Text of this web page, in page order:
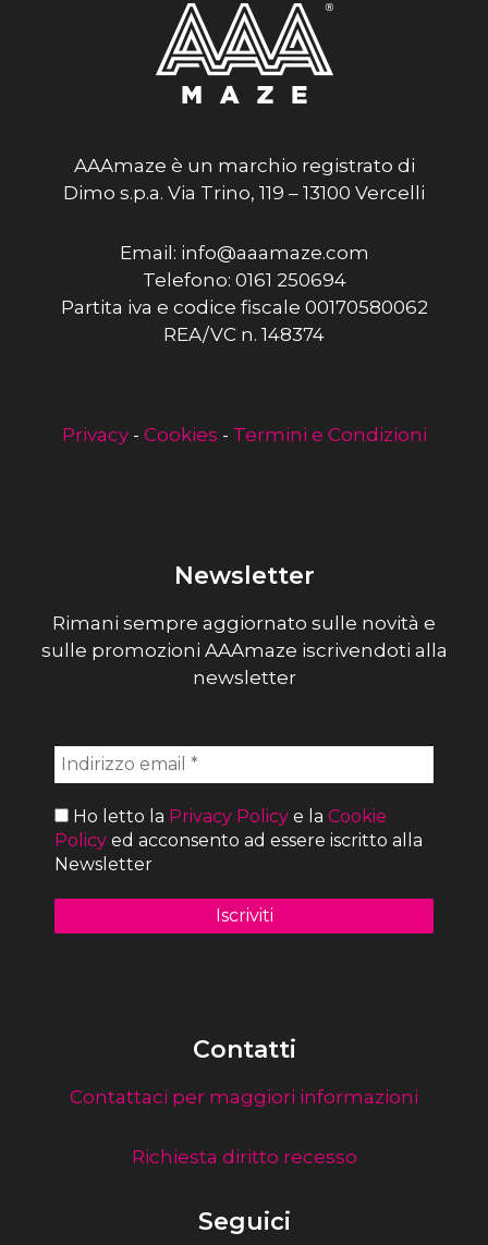
AAAmaze è un marchio registrato di
Dimo s.p.a. Via Trino, 119 – 13100 Vercelli
Email: info@aaamaze.com
Telefono: 0161 250694
Partita iva e codice fiscale 00170580062
REA/VC n. 148374
Privacy- Cookies - Termini e Condizioni
Newsletter
Rimani sempre aggiornato sulle novità e
sulle promozioni AAAmaze iscrivendoti alla
newsletter
Ho letto la Privacy Policy e la Cookie
Policy ed acconsento ad essere iscritto alla
Newsletter
Contatti
Contattaci per maggiori informazioni
Richiesta diritto recesso
Seguici